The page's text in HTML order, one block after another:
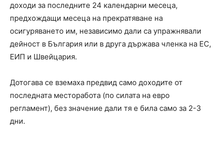
доходи за последните 24 календарни месеца,
предхождащи месеца на прекратяване на
осигуряването им, независимо дали са упражнявали
дейност в България или в друга държава членка на ЕС,
ЕИП и Швейцария.
Дотогава се вземаха предвид само доходите от
последната месторабота (по силата на евро
регламент), без значение дали тя е била само за 2-3
дни.